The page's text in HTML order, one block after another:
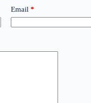
Email *